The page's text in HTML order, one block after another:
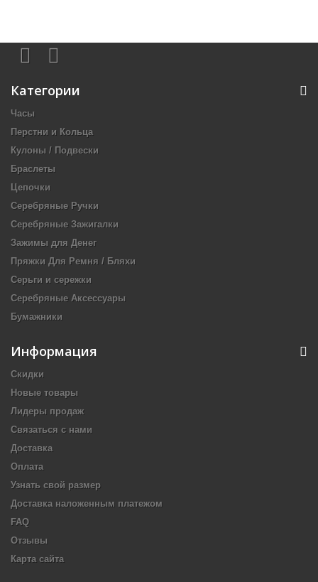
Категории
Часы
Перстни и Кольца
Кулоны / Подвески
Браслеты
Цепочки
Серебряные Ручки
Серебряные Зажигалки
Зажимы для Денег
Пряжки Для Ремня / Бляхи
Серьги и сережки
Серебряные Аксессуары
Бумажники
Информация
Скидки
Новые товары
Лидеры продаж
Связаться с нами
Доставка
Оплата
Узнать свой размер
Доставка наложенным платежом
FAQ
Отзывы
Карта сайта